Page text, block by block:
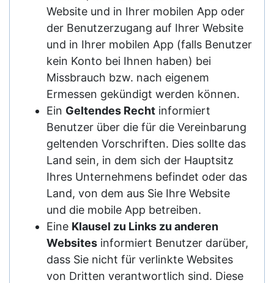
Website und in Ihrer mobilen App oder
der Benutzerzugang auf Ihrer Website
und in Ihrer mobilen App (falls Benutzer
kein Konto bei Ihnen haben) bei
Missbrauch bzw. nach eigenem
Ermessen gekündigt werden können.
Ein Geltendes Recht informiert
Benutzer über die für die Vereinbarung
geltenden Vorschriften. Dies sollte das
Land sein, in dem sich der Hauptsitz
Ihres Unternehmens befindet oder das
Land, von dem aus Sie Ihre Website
und die mobile App betreiben.
Eine Klausel zu Links zu anderen
Websites informiert Benutzer darüber,
dass Sie nicht für verlinkte Websites
von Dritten verantwortlich sind. Diese